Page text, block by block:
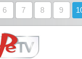
6 7 8 9